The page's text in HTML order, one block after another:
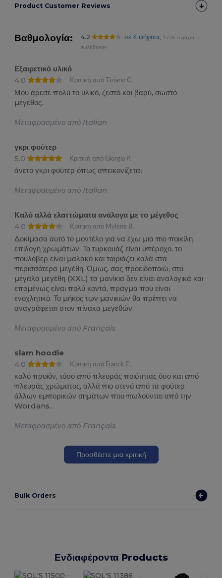
Product Customer Reviews
Βαθμολογία: 4.2 σε 4 ψήφους
1778 τεμάχια
πωλήθηκαν
Εξαιρετικό υλικό
4.0
Κριτική από Tiziano C.
Μου άρεσε πολύ το υλικό, ζεστό και βαρύ, σωστό
μέγεθος.
Μεταφρασμένο από Italian
γκρι φούτερ
5.0
Κριτική από Giorgia P.
άνετο γκρι φούτερ όπως απεικονίζεται
Μεταφρασμένο από Italian
Καλό αλλά ελαττώματα ανάλογα με το μέγεθος
4.0
Κριτική από Mylene B.
Δοκίμασα αυτό το μοντέλο για να έχω μια πιο ποικίλη
επιλογή χρωμάτων. Το τυρκουάζ είναι υπέροχο, το
πουλόβερ είναι μαλακό και ταιριάζει καλά στα
περισσότερα μεγέθη. Όμως, σας προειδοποιώ, στα
μεγάλα μεγέθη (XXL) τα μανίκια δεν είναι αναλογικά και
επομένως είναι πολύ κοντά, πράγμα που είναι
ενοχλητικό. Το μήκος των μανικιών θα πρέπει να
αναγράφεται στον πίνακα μεγεθών.
Μεταφρασμένο από Français
slam hoodie
4.0
Κριτική από Franck E.
καλό προϊόν, τόσο από πλευράς ποιότητας όσο και από
πλευράς χρώματος, αλλά πιο στενό από τα φούτερ
άλλων εμπορικών σημάτων που πωλούνται από την
Wordans.
Μεταφρασμένο από Français
Προσθέστε μια κριτική
Bulk Orders
Ενδιαφέροντα Products